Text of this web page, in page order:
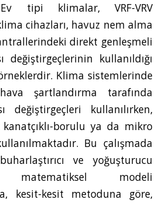
Ev tipi klimalar, VRF-VRV
cihazları, havuz nem alma
direkt genleşmeli
kullanıldığı
Klima sistemlerinde
şartlandırma tarafında
değiştirgeçleri kullanılırken,
borulu ya da mikro
Bu çalışmada
ve yoğuşturucu
matematiksel modeli
kesit-kesit metoduna göre,